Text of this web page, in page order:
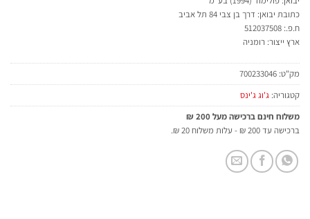
כתובת יבואן: דרך בן צבי 84 תל אביב
ח.פ.: 512037508
ארץ ייצור: רומניה
מק"ט: 700233046
קטגוריה: ג'וג ג'ינס
משלוח חינם ברכישה מעל 200 ₪
ברכישה עד 200 ₪ - עלות משלוח 20 ₪.